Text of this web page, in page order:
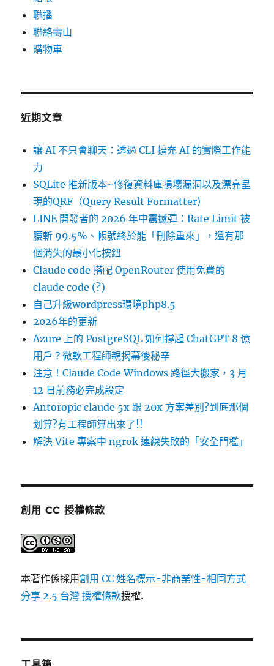
聯播
聯絡壽山
購物車
近期文章
讓 AI 不只會聊天：透過 CLI 擴充 AI 的實際工作能
力
SQLite 推新版本~修復資料庫損壞漏洞以及漂亮呈
現的QRF（Query Result Formatter）
LINE 開發者的 2026 年中震撼彈：Rate Limit 被
腰斬 99.5%、帳號終於能「刪除重來」，還有那
個消失的最小化按鈕
Claude code 搭配 OpenRouter 使用免費的
claude code (?)
自己升級wordpress環境php8.5
2026年的更新
Azure 上的 PostgreSQL 如何撐起 ChatGPT 8 億
用戶？微軟工程師親揭幕後秘辛
注意！Claude Code Windows 路徑大搬家，3 月
12 日前務必完成設定
Antoropic claude 5x 跟 20x 方案差別?到底那個
划算?有工程師算出來了!!
解決 Vite 專案中 ngrok 連線失敗的「安全門檻」
創用 CC 授權條款
本著作係採用創用 CC 姓名標示-非商業性-相同方式
分享 2.5 台灣 授權條款授權.